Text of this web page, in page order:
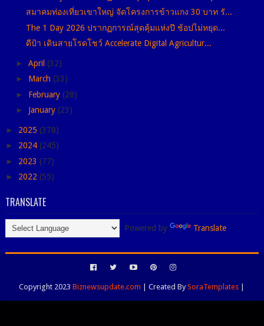
สมาคมท่องเที่ยวเขาใหญ่ จัดโครงการข้าวแกง 30 บาท รั...
The 1 Day 2026 ปรากฏการณ์สุดคุ้มแห่งปี ช้อปไม่หยุด...
ดีป้า เดินสายโรดโชว์ Accelerate Digital Agricultur...
► April (32)
► March (33)
► February (28)
► January (23)
► 2025 (378)
► 2024 (245)
► 2023 (77)
► 2022 (55)
TRANSLATE
Powered by Translate
Copyright 2023Biznewsupdate.com | Created BySoraTemplates